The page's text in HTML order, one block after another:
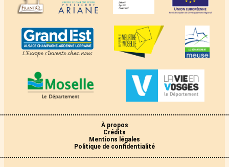
À propos
Crédits
Mentions légales
Politique de confidentialité